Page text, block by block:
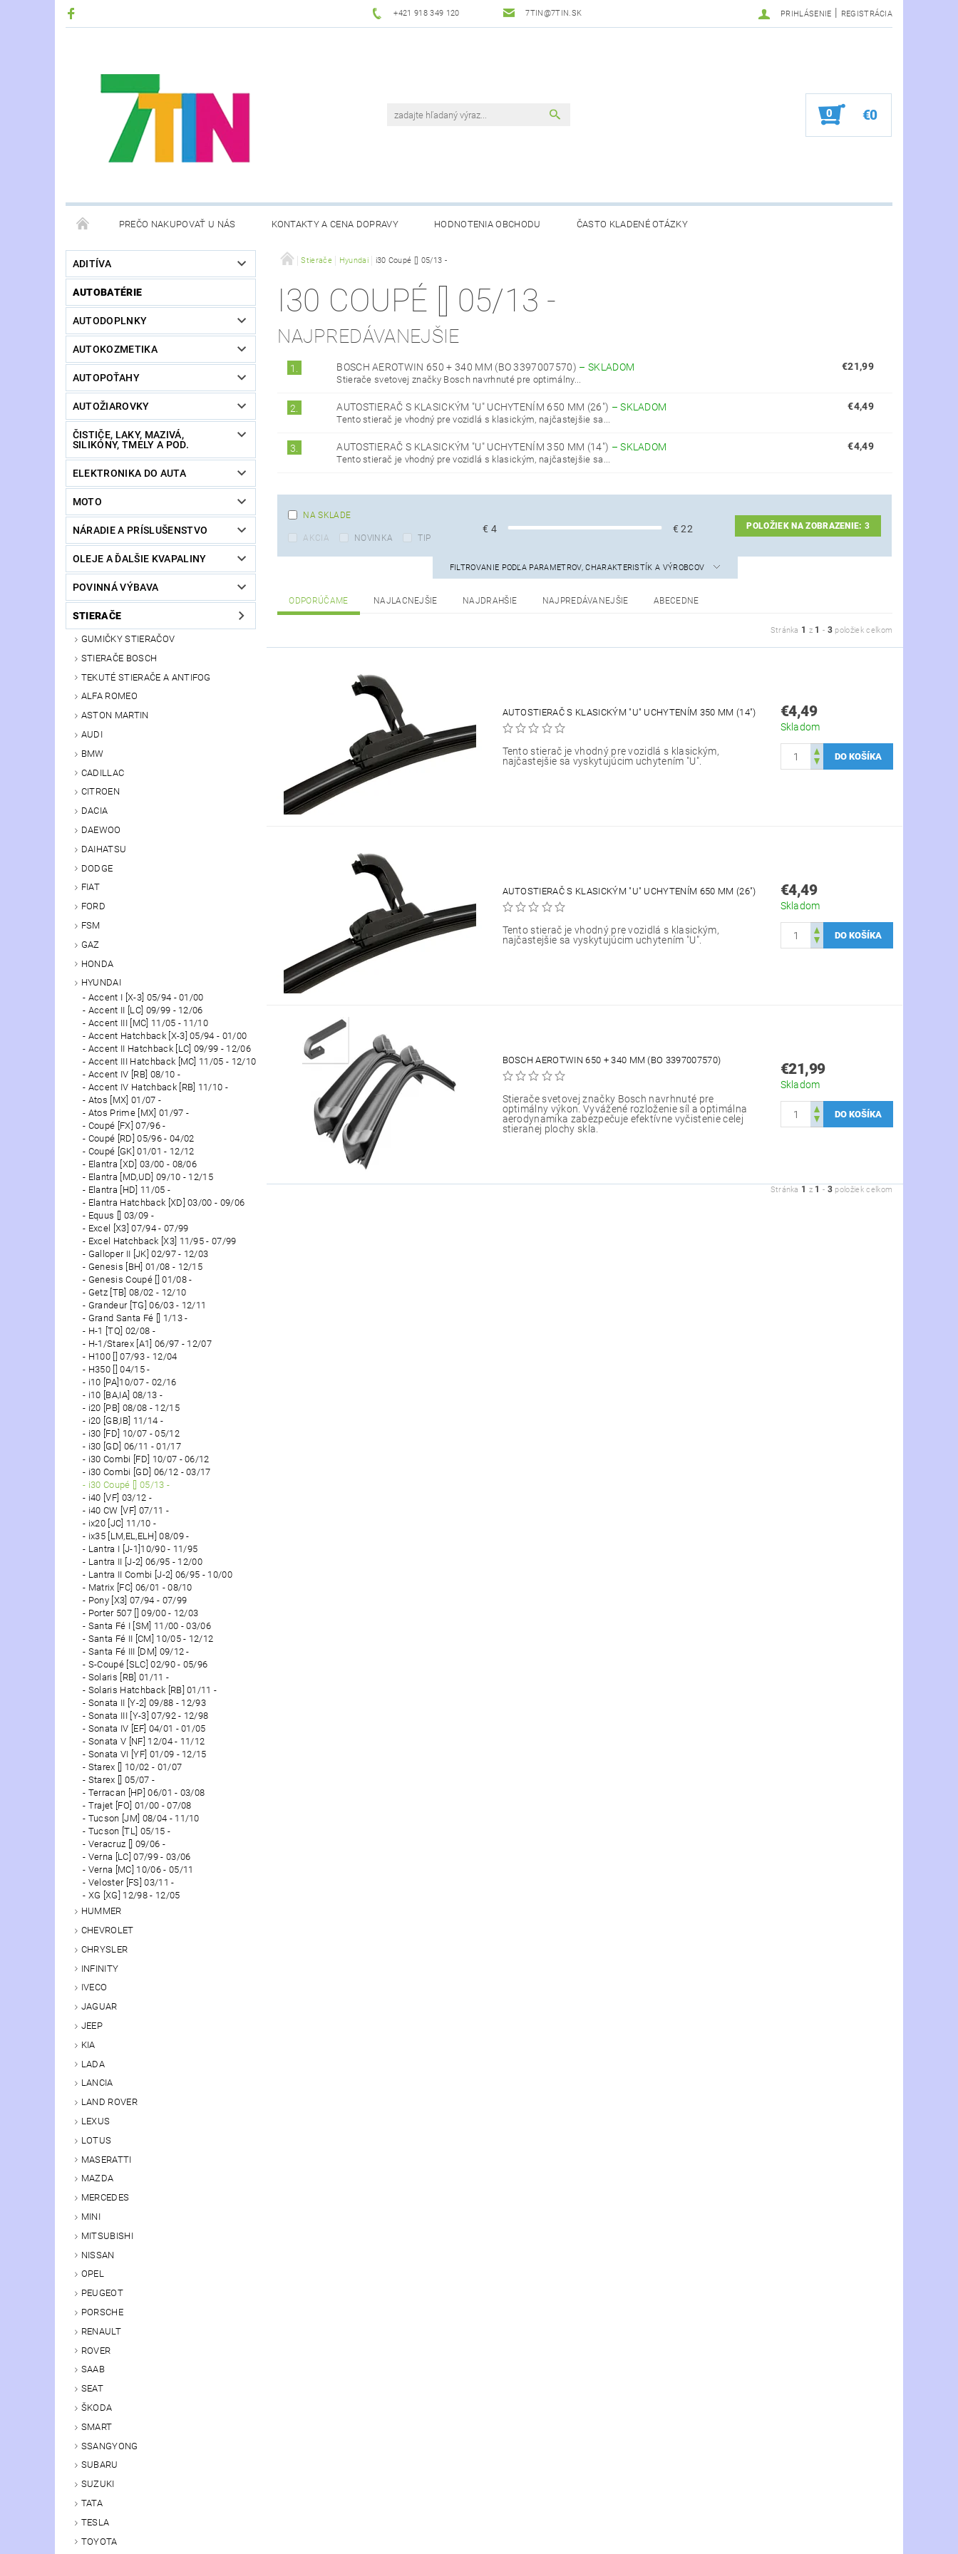
+421 918 349 120 7TIN@7TIN.SK PRIHLÁSENIE | REGISTRÁCIA
0 €0
PREČO NAKUPOVAŤ U NÁS KONTAKTY A CENA DOPRAVY HODNOTENIA OBCHODU ČASTO KLADENÉ OTÁZKY
ADITÍVA
AUTOBATÉRIE
AUTODOPLNKY
AUTOKOZMETIKA
AUTOPOŤAHY
AUTOŽIAROVKY
ČISTIČE, LAKY, MAZIVÁ,
SILIKÓNY, TMELY A POD.
ELEKTRONIKA DO AUTA
MOTO
NÁRADIE A PRÍSLUŠENSTVO
OLEJE A ĎALŠIE KVAPALINY
POVINNÁ VÝBAVA
STIERAČE
GUMIČKY STIERAČOV
STIERAČE BOSCH
TEKUTÉ STIERAČE A ANTIFOG
ALFA ROMEO
ASTON MARTIN
AUDI
BMW
CADILLAC
CITROEN
DACIA
DAEWOO
DAIHATSU
DODGE
FIAT
FORD
FSM
GAZ
HONDA
HYUNDAI
Accent I [X-3] 05/94 - 01/00
Accent II [LC] 09/99 - 12/06
Accent III [MC] 11/05 - 11/10
Accent Hatchback [X-3] 05/94 - 01/00
Accent II Hatchback [LC] 09/99 - 12/06
Accent III Hatchback [MC] 11/05 - 12/10
Accent IV [RB] 08/10 -
Accent IV Hatchback [RB] 11/10 -
Atos [MX] 01/07 -
Atos Prime [MX] 01/97 -
Coupé [FX] 07/96 -
Coupé [RD] 05/96 - 04/02
Coupé [GK] 01/01 - 12/12
Elantra [XD] 03/00 - 08/06
Elantra [MD,UD] 09/10 - 12/15
Elantra [HD] 11/05 -
Elantra Hatchback [XD] 03/00 - 09/06
Equus [] 03/09 -
Excel [X3] 07/94 - 07/99
Excel Hatchback [X3] 11/95 - 07/99
Galloper II [JK] 02/97 - 12/03
Genesis [BH] 01/08 - 12/15
Genesis Coupé [] 01/08 -
Getz [TB] 08/02 - 12/10
Grandeur [TG] 06/03 - 12/11
Grand Santa Fé [] 1/13 -
H-1 [TQ] 02/08 -
H-1/Starex [A1] 06/97 - 12/07
H100 [] 07/93 - 12/04
H350 [] 04/15 -
i10 [PA]10/07 - 02/16
i10 [BA,IA] 08/13 -
i20 [PB] 08/08 - 12/15
i20 [GB,IB] 11/14 -
i30 [FD] 10/07 - 05/12
i30 [GD] 06/11 - 01/17
i30 Combi [FD] 10/07 - 06/12
i30 Combi [GD] 06/12 - 03/17
i30 Coupé [] 05/13 -
i40 [VF] 03/12 -
i40 CW [VF] 07/11 -
ix20 [JC] 11/10 -
ix35 [LM,EL,ELH] 08/09 -
Lantra I [J-1]10/90 - 11/95
Lantra II [J-2] 06/95 - 12/00
Lantra II Combi [J-2] 06/95 - 10/00
Matrix [FC] 06/01 - 08/10
Pony [X3] 07/94 - 07/99
Porter 507 [] 09/00 - 12/03
Santa Fé I [SM] 11/00 - 03/06
Santa Fé II [CM] 10/05 - 12/12
Santa Fé III [DM] 09/12 -
S-Coupé [SLC] 02/90 - 05/96
Solaris [RB] 01/11 -
Solaris Hatchback [RB] 01/11 -
Sonata II [Y-2] 09/88 - 12/93
Sonata III [Y-3] 07/92 - 12/98
Sonata IV [EF] 04/01 - 01/05
Sonata V [NF] 12/04 - 11/12
Sonata VI [YF] 01/09 - 12/15
Starex [] 10/02 - 01/07
Starex [] 05/07 -
Terracan [HP] 06/01 - 03/08
Trajet [FO] 01/00 - 07/08
Tucson [JM] 08/04 - 11/10
Tucson [TL] 05/15 -
Veracruz [] 09/06 -
Verna [LC] 07/99 - 03/06
Verna [MC] 10/06 - 05/11
Veloster [FS] 03/11 -
XG [XG] 12/98 - 12/05
HUMMER
CHEVROLET
CHRYSLER
INFINITY
IVECO
JAGUAR
JEEP
KIA
LADA
LANCIA
LAND ROVER
LEXUS
LOTUS
MASERATTI
MAZDA
MERCEDES
MINI
MITSUBISHI
NISSAN
OPEL
PEUGEOT
PORSCHE
RENAULT
ROVER
SAAB
SEAT
ŠKODA
SMART
SSANGYONG
SUBARU
SUZUKI
TATA
TESLA
TOYOTA
Stierače Hyundai i30 Coupé [] 05/13 -
I30 COUPÉ [] 05/13 -
NAJPREDÁVANEJŠIE
1. BOSCH AEROTWIN 650 + 340 MM (BO 3397007570) – SKLADOM
Stierače svetovej značky Bosch navrhnuté pre optimálny...
€21,99
2. AUTOSTIERAČ S KLASICKÝM "U" UCHYTENÍM 650 MM (26") –SKLADOM
Tento stierač je vhodný pre vozidlá s klasickým, najčastejšie sa...
€4,49
3. AUTOSTIERAČ S KLASICKÝM "U" UCHYTENÍM 350 MM (14") –SKLADOM
Tento stierač je vhodný pre vozidlá s klasickým, najčastejšie sa...
€4,49
NA SKLADE
AKCIA NOVINKA TIP
€ 4 €22 POLOŽIEK NA ZOBRAZENIE:3
FILTROVANIE PODĽA PARAMETROV, CHARAKTERISTÍK A VÝROBCOV
ODPORÚČAME NAJLACNEJŠIE NAJDRAHŠIE NAJPREDÁVANEJŠIE ABECEDNE
Stránka 1 z 1 - 3 položiek celkom
AUTOSTIERAČ S KLASICKÝM "U" UCHYTENÍM 350 MM (14")
Tento stierač je vhodný pre vozidlá s klasickým,
najčastejšie sa vyskytujúcim uchytením "U".
€4,49
Skladom
AUTOSTIERAČ S KLASICKÝM "U" UCHYTENÍM 650 MM (26")
Tento stierač je vhodný pre vozidlá s klasickým,
najčastejšie sa vyskytujúcim uchytením "U".
€4,49
Skladom
BOSCH AEROTWIN 650 + 340 MM (BO 3397007570)
Stierače svetovej značky Bosch navrhnuté pre
optimálny výkon. Vyvážené rozloženie síl a optimálna
aerodynamika zabezpečuje efektívne vyčistenie celej
stieranej plochy skla.
€21,99
Skladom
Stránka 1 z 1 - 3 položiek celkom